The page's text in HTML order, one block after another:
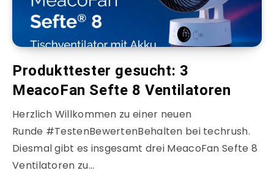
Produkttester gesucht: 3
MeacoFan Sefte 8 Ventilatoren
Herzlich Willkommen zu einer neuen
Runde #TestenBewertenBehalten bei techrush.
Diesmal gibt es insgesamt drei MeacoFan Sefte 8
Ventilatoren zu…